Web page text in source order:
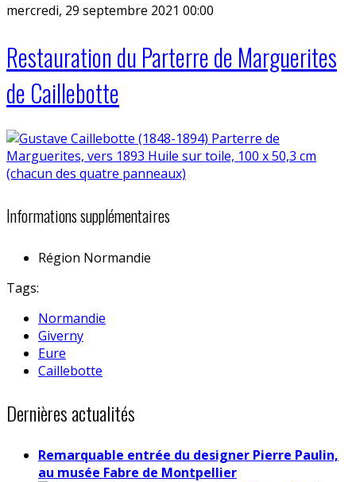
mercredi, 29 septembre 2021 00:00
Restauration du Parterre de Marguerites
de Caillebotte
Informations supplémentaires
Région Normandie
Tags:
Normandie
Giverny
Eure
Caillebotte
Dernières actualités
Remarquable entrée du designer Pierre Paulin,
au musée Fabre de Montpellier